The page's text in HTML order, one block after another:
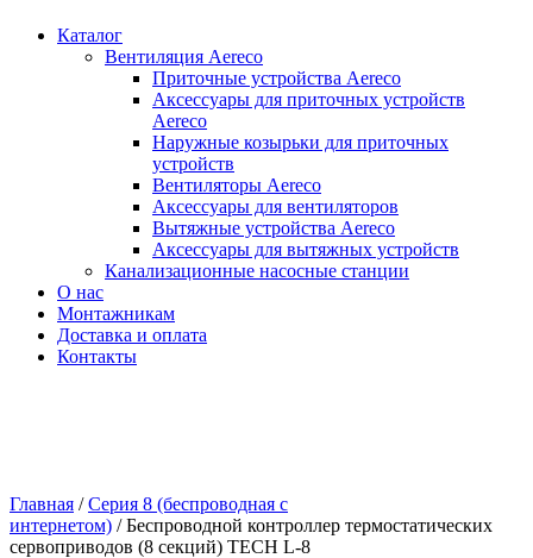
Каталог
Вентиляция Aereco
Приточные устройства Aereco
Аксессуары для приточных устройств
Aereco
Наружные козырьки для приточных
устройств
Вентиляторы Aereco
Аксессуары для вентиляторов
Вытяжные устройства Aereco
Аксессуары для вытяжных устройств
Канализационные насосные станции
О нас
Монтажникам
Доставка и оплата
Контакты
Главная /Серия 8 (беспроводная с
интернетом) / Беспроводной контроллер термостатических
сервоприводов (8 секций) TECH L-8